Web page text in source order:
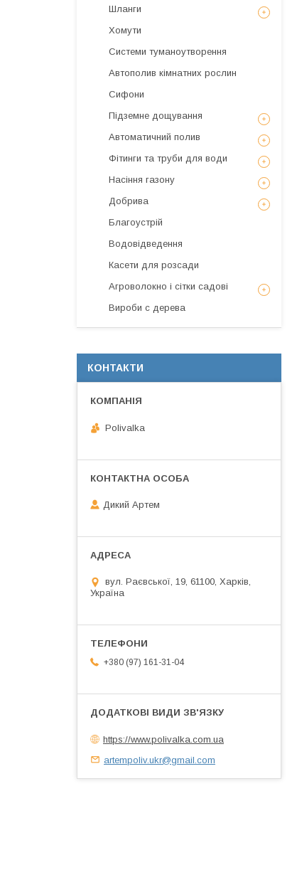
Шланги
Хомути
Системи туманоутворення
Автополив кімнатних рослин
Сифони
Підземне дощування
Автоматичний полив
Фітинги та труби для води
Насіння газону
Добрива
Благоустрій
Водовідведення
Касети для розсади
Агроволокно і сітки садові
Вироби с дерева
КОНТАКТИ
Polivalka
Дикий Артем
вул. Раєвської, 19, 61100, Харків,
Україна
+380 (97) 161-31-04
https://www.polivalka.com.ua
artempoliv.ukr@gmail.com